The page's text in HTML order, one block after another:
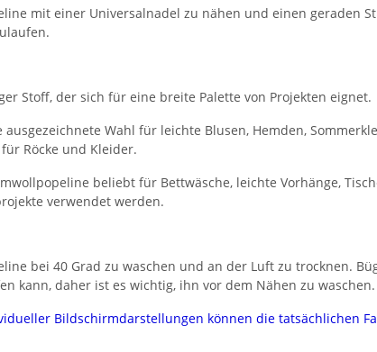
mit einer Universalnadel zu nähen und einen geraden
Stoff, der sich für eine breite Palette von Projekten eignet.
Wahl für leichte Blusen, Hemden,
Röcke und Kleider.
beliebt für Bettwäsche, leichte Vorhänge,
verwendet werden.
bei 40 Grad zu waschen und an der Luft zu trocknen.
kann, daher ist es wichtig, ihn vor dem Nähen zu waschen.
Bildschirmdarstellungen können die tatsächlichen